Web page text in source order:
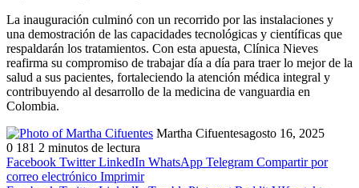
La inauguración culminó con un recorrido por las instalaciones y
una demostración de las capacidades tecnológicas y científicas que
respaldarán los tratamientos. Con esta apuesta, Clínica Nieves
reafirma su compromiso de trabajar día a día para traer lo mejor de la
salud a sus pacientes, fortaleciendo la atención médica integral y
contribuyendo al desarrollo de la medicina de vanguardia en
Colombia.
Martha Cifuentesagosto 16, 2025
0 181 2 minutos de lectura
Facebook Twitter LinkedIn WhatsApp Telegram Compartir por
correo electrónico Imprimir